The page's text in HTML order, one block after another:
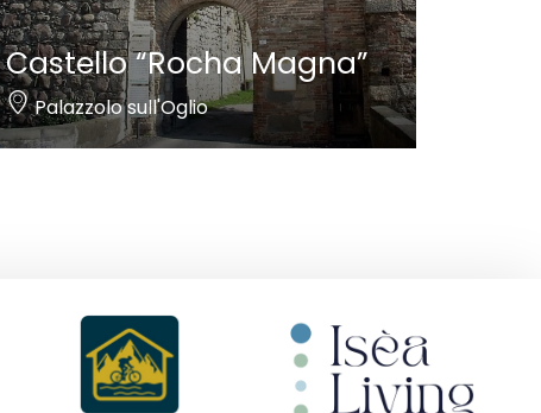
Castello “Rocha Magna”
Palazzolo sull'Oglio